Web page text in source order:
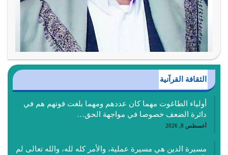
الثقافة القرآنية
أولياء الطاغوت مهما كان عددهم ومهما بلغت قوتهم هم في
دائرة الضعف خصوصا في مواجهة الحق…
أغسطس 8, 2026
مسيرة الدين هي مسيرة عملية، والأمر كله لله، والله تعالى لم